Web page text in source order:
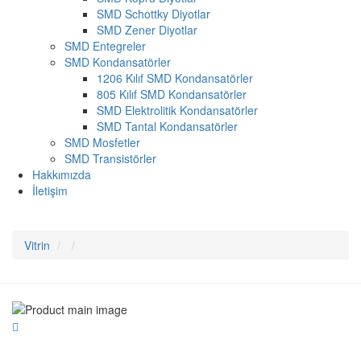
SMD Schottky Diyotlar
SMD Zener Diyotlar
SMD Entegreler
SMD Kondansatörler
1206 Kılıf SMD Kondansatörler
805 Kılıf SMD Kondansatörler
SMD Elektrolitik Kondansatörler
SMD Tantal Kondansatörler
SMD Mosfetler
SMD Transistörler
Hakkımızda
İletişim
Vitrin